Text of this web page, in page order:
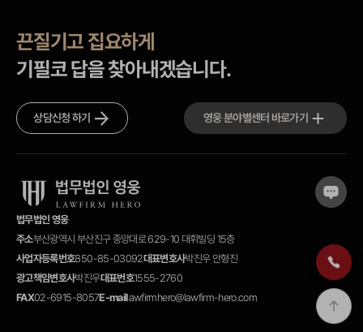
끈질기고 집요하게
기필코 답을 찾아내겠습니다.
상담신청 하기 영웅 분야별센터 바로가기
법무법인 영웅
주소부산광역시 부산진구 중앙대로 629-10 대휘빌딩 15층
사업자등록번호850-85-03092대표변호사박진우 안형진
광고책임변호사박진우대표번호1555-2760
FAX02-6915-8057E-maillawfirmhero@lawfirm-hero.com